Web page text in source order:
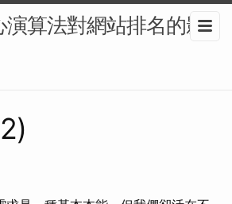
演算法對網站排名的影